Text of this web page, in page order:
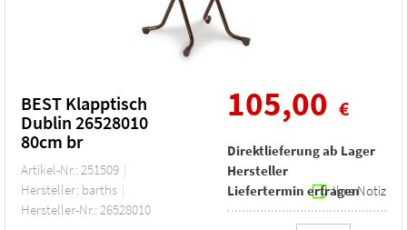
BEST Klapptisch
Dublin 26528010
80cm br
Artikel-Nr.: 251509
Hersteller: barths
Hersteller-Nr.: 26528010
105,00 €
Direktlieferung ab Lager
Hersteller
Liefertermin erfragenIhre Notiz